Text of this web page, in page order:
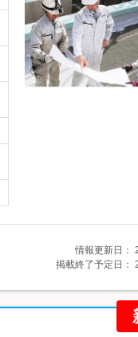
情報更新日：
掲載終了予定日：